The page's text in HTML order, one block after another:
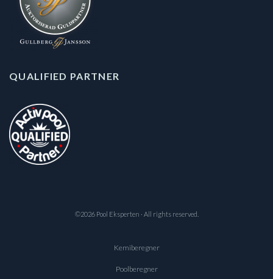
QUALIFIED PARTNER
©2026 Pool Eksperten · All rights reserved.
Kemiberegner
Poolberegner